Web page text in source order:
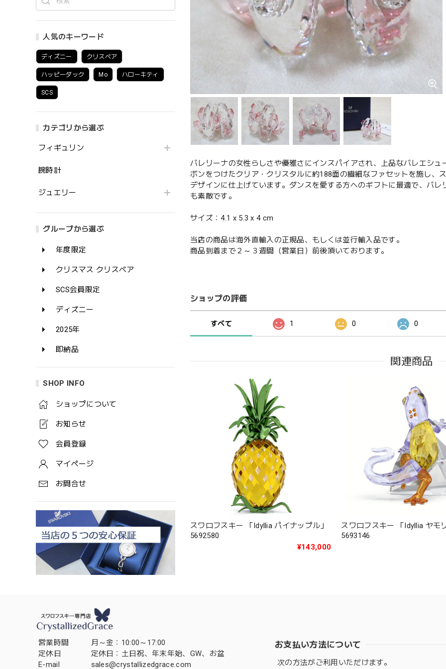
人気のキーワード
ディズニー クリスベア
ハッピーダック Mo ハローキティ
SCS
カテゴリから選ぶ
フィギュリン
腕時計
ジュエリー
グループから選ぶ
年度限定
クリスマス クリスベア
SCS会員限定
ディズニー
2025年
即納品
SHOP INFO
ショップについて
お知らせ
会員登録
マイページ
お問合せ
バレリーナの女性らしさや優雅さにインスパイアされ、上品なバレエシ
ボンをつけたクリア・クリスタルに約188面の繊細なファセットを施し、
デザインに仕上げています。ダンスを愛する方へのギフトに最適で、バ
も素敵です。
サイズ：4.1 x 5.3 x 4 cm
当店の商品は海外直輸入の正規品、もしくは並行輸入品です。
商品到着まで２～３週間（営業日）前後頂いております。
ショップの評価
すべて 1 0 0
関連商品
スワロフスキー 「Idyllia パイナップル」
5692580
¥143,000
スワロフスキー 「Idyllia ヤモ
5693146
営業時間
月～金：10:00～17:00
定休日
定休日：土日祝、年末年始、GW、お盆
E-mail
sales@crystallizedgrace.com
お支払い方法について
次の方法がご利用いただけます。